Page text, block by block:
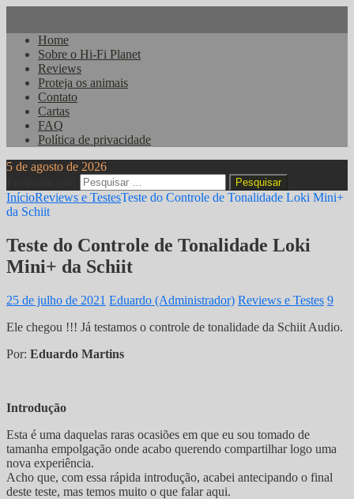
Home
Sobre o Hi-Fi Planet
Reviews
Proteja os animais
Contato
Cartas
FAQ
Política de privacidade
5 de agosto de 2026
InícioReviews e TestesTeste do Controle de Tonalidade Loki Mini+
da Schiit
Teste do Controle de Tonalidade Loki
Mini+ da Schiit
25 de julho de 2021 Eduardo (Administrador) Reviews e Testes 9
Ele chegou !!! Já testamos o controle de tonalidade da Schiit Audio.
Por: Eduardo Martins
Introdução
Esta é uma daquelas raras ocasiões em que eu sou tomado de
tamanha empolgação onde acabo querendo compartilhar logo uma
nova experiência.
Acho que, com essa rápida introdução, acabei antecipando o final
deste teste, mas temos muito o que falar aqui.